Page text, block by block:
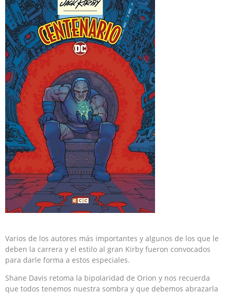
Varios de los autores más importantes y algunos de los que le
deben la carrera y el estilo al gran Kirby fueron convocados
para darle forma a estos especiales.
Shane Davis retoma la bipolaridad de Orion y nos recuerda
que todos tenemos nuestra sombra y que debemos abrazarla